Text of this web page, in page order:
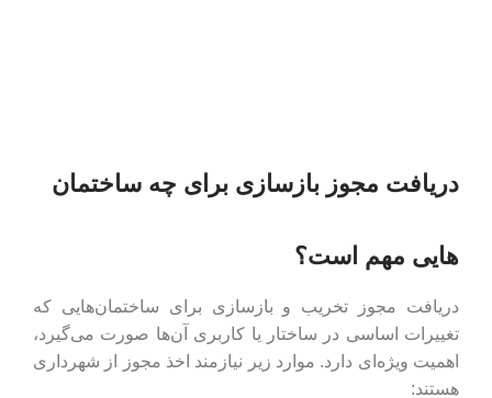
دریافت مجوز بازسازی برای چه ساختمان
هایی مهم است؟
دریافت مجوز تخریب و بازسازی برای ساختمان‌هایی که
تغییرات اساسی در ساختار یا کاربری آن‌ها صورت می‌گیرد،
اهمیت ویژه‌ای دارد. موارد زیر نیازمند اخذ مجوز از شهرداری
هستند: